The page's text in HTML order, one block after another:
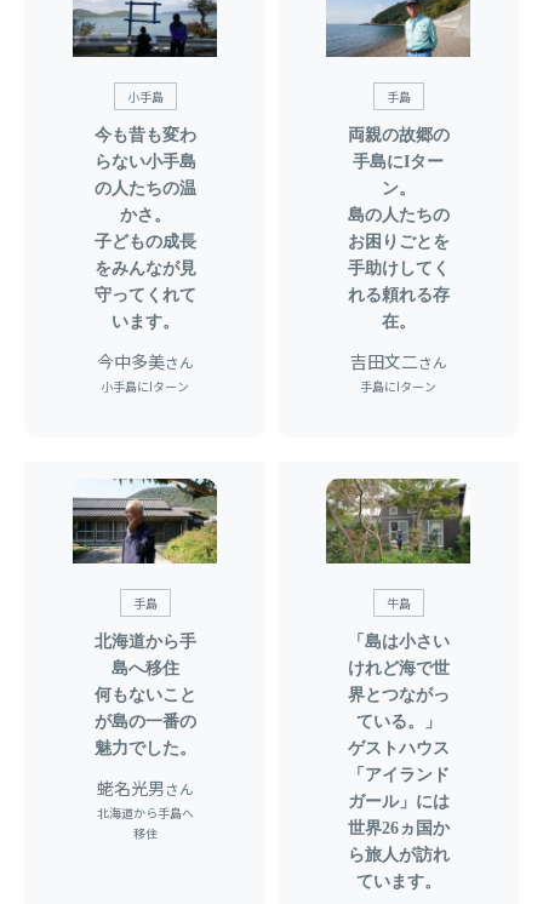
小手島
今も昔も変わ
らない小手島
の人たちの温
かさ。
子どもの成長
をみんなが見
守ってくれて
います。
今中多美さん
小手島にIターン
手島
両親の故郷の
手島にIター
ン。
島の人たちの
お困りごとを
手助けしてく
れる頼れる存
在。
吉田文二さん
手島にIターン
手島
北海道から手
島へ移住
何もないこと
が島の一番の
魅力でした。
蛯名光男さん
北海道から手島へ
移住
牛島
「島は小さい
けれど海で世
界とつながっ
ている。」
ゲストハウス
「アイランド
ガール」には
世界26ヵ国か
ら旅人が訪れ
ています。